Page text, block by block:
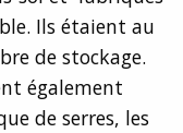
Ils étaient au
de stockage.
également
de serres, les